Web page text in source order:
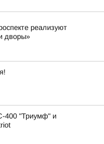
реализуют
дворы»
400 "Триумф" и